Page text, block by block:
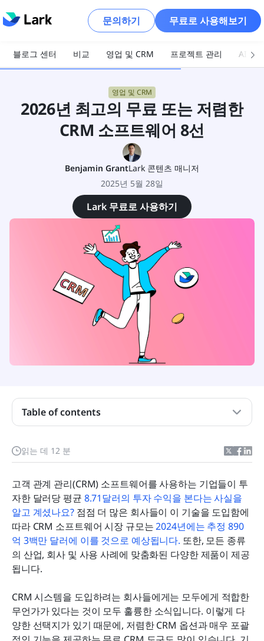
문의하기 무료로 사용해보기
블로그 센터 비교 영업 및 CRM 프로젝트 관리 AI 및
영업 및 CRM
2026년 최고의 무료 또는 저렴한
CRM 소프트웨어 8선
Benjamin GrantLark 콘텐츠 매니저
2025년 5월 28일
Lark 무료로 사용하기
읽는 데 12 분
고객 관계 관리(CRM) 소프트웨어를 사용하는 기업들이 투
자한 달러당 평균 8.71달러의 투자 수익을 본다는 사실을
알고 계셨나요? 점점 더 많은 회사들이 이 기술을 도입함에
따라 CRM 소프트웨어 시장 규모는 2024년에는 추정 890
억 3백만 달러에 이를 것으로 예상됩니다. 또한, 모든 종류
의 산업, 회사 및 사용 사례에 맞춤화된 다양한 제품이 제공
됩니다.
CRM 시스템을 도입하려는 회사들에게는 모두에게 적합한
무언가가 있다는 것이 모두 훌륭한 소식입니다. 이렇게 다
양한 선택지가 있기 때문에, 저렴한 CRM 옵션과 매우 포괄
Table of contents
한눈에 보는 저렴한 CRM 소프트웨어
어
법
Lark: 저렴하고 강력한 CRM 솔루션
시작하기 위한 무료 CRM 템플릿
자주 묻는 질문